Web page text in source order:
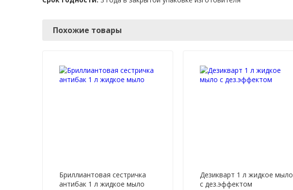
Похожие товары
Бриллиантовая сестричка
антибак 1 л жидкое мыло
Дезикварт 1 л жидкое мыло
с дез.эффектом